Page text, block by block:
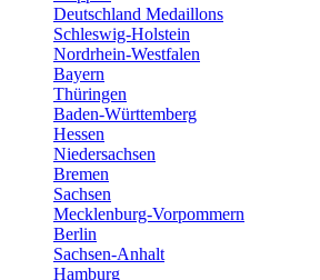
Deutschland Medaillons
Schleswig-Holstein
Nordrhein-Westfalen
Bayern
Thüringen
Baden-Württemberg
Hessen
Niedersachsen
Bremen
Sachsen
Mecklenburg-Vorpommern
Berlin
Sachsen-Anhalt
Hamburg